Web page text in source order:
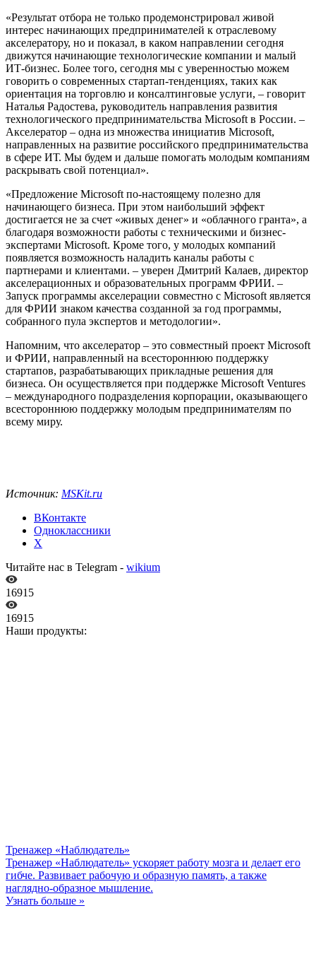
«Результат отбора не только продемонстрировал живой
интерес начинающих предпринимателей к отраслевому
акселератору, но и показал, в каком направлении сегодня
движутся начинающие технологические компании и малый
ИТ-бизнес. Более того, сегодня мы с уверенностью можем
говорить о современных стартап-тенденциях, таких как
ориентация на торговлю и консалтинговые услуги, – говорит
Наталья Радостева, руководитель направления развития
технологического предпринимательства Microsoft в России. –
Акселератор – одна из множества инициатив Microsoft,
направленных на развитие российского предпринимательства
в сфере ИТ. Мы будем и дальше помогать молодым компаниям
раскрывать свой потенциал».
«Предложение Microsoft по-настоящему полезно для
начинающего бизнеса. При этом наибольший эффект
достигается не за счет «живых денег» и «облачного гранта», а
благодаря возможности работы с техническими и бизнес-
экспертами Microsoft. Кроме того, у молодых компаний
появляется возможность наладить каналы работы с
партнерами и клиентами. – уверен Дмитрий Калаев, директор
акселерационных и образовательных программ ФРИИ. –
Запуск программы акселерации совместно с Microsoft является
для ФРИИ знаком качества созданной за год программы,
собранного пула экспертов и методологии».
Напомним, что акселератор – это совместный проект Microsoft
и ФРИИ, направленный на всестороннюю поддержку
стартапов, разрабатывающих прикладные решения для
бизнеса. Он осуществляется при поддержке Microsoft Ventures
– международного подразделения корпорации, оказывающего
всестороннюю поддержку молодым предпринимателям по
всему миру.
Источник: MSKit.ru
ВКонтакте
Одноклассники
X
Читайте нас в Telegram - wikium
16915
16915
Наши продукты:
Тренажер «Наблюдатель»
Тренажер «Наблюдатель» ускоряет работу мозга и делает его
гибче. Развивает рабочую и образную память, а также
наглядно-образное мышление.
Узнать больше »